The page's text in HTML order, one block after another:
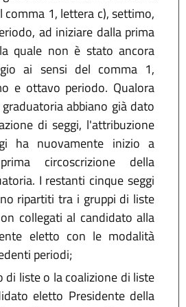
1, lettera c), settimo,
ad iniziare dalla prima
quale non è stato ancora
ai sensi del comma 1,
e ottavo periodo. Qualora
abbiano già dato
di seggi, l'attribuzione
ha nuovamente inizio a
circoscrizione della
I restanti cinque seggi
ripartiti tra i gruppi di liste
collegati al candidato alla
eletto con le modalità
periodi;
di liste o la coalizione di liste
eletto Presidente della